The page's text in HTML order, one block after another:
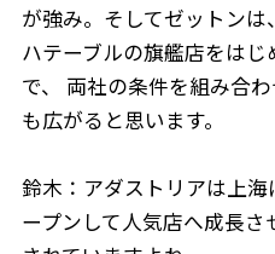
が強み。そしてゼットン
ハテーブルの旗艦店をは
で、 両社の条件を組み合
も広がると思います。
鈴木：アダストリアは上
ープンして人気店へ成長